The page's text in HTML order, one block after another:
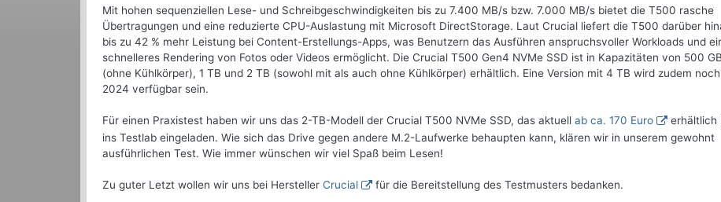
Mit hohen sequenziellen Lese- und Schreibgeschwindigkeiten bis zu 7.400 MB/s bzw. 7.000 MB/s bietet die T500 rasche
Übertragungen und eine reduzierte CPU-Auslastung mit Microsoft DirectStorage. Laut Crucial liefert die T500 darüber
bis zu 42 % mehr Leistung bei Content-Erstellungs-Apps, was Benutzern das Ausführen anspruchsvoller Workloads und
schnelleres Rendering von Fotos oder Videos ermöglicht. Die Crucial T500 Gen4 NVMe SSD ist in Kapazitäten von 500 GB
(ohne Kühlkörper), 1 TB und 2 TB (sowohl mit als auch ohne Kühlkörper) erhältlich. Eine Version mit 4 TB wird zudem
2024 verfügbar sein.
Für einen Praxistest haben wir uns das 2-TB-Modell der Crucial T500 NVMe SSD, das aktuell ab ca. 170 Euro
erhältlich
ins Testlab eingeladen. Wie sich das Drive gegen andere M.2-Laufwerke behaupten kann, klären wir in unserem gewohnt
ausführlichen Test. Wie immer wünschen wir viel Spaß beim Lesen!
Zu guter Letzt wollen wir uns bei Hersteller Crucial für die Bereitstellung des Testmusters bedanken.